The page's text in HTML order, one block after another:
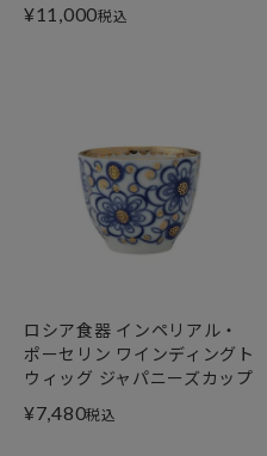
¥11,000税込
ロシア食器 インペリアル・
ポーセリン ワインディングト
ウィッグ ジャパニーズカップ
¥7,480税込